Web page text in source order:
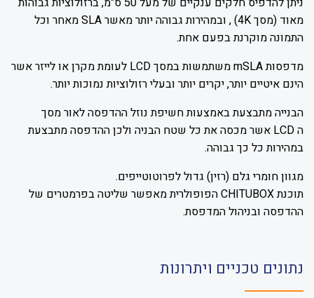
מאוד (מסך 4K) , ובמהירות גבוהה יותר מאשר SLA מאחר וכל
התמונה מוקרנת בפעם אחת.
מדפסות mSLA משתמשות במסך LCD לעומת מקרן או לייזר אשר
הינם איטיים יותר, יקרים יותר ובעלי רזולוציות נמוכות יותר.
הבנייה מתבצעת באמצעות חשיפת נוזל ההדפסה לאור מסך
ה LCD אשר מכסה את כל שטח הבניה ולכן ההדפסה מתבצעת
במהירות כל כך גבוהה.
מגוון חומרי גלם (רזין) גדול לפרוטוטייפים.
תוכנת CHITUBOX הפופולרית מאפשר שליטה בפרמטרים של
ההדפסה ובניהול המדפסת.
נתונים טכניים ויתרונות